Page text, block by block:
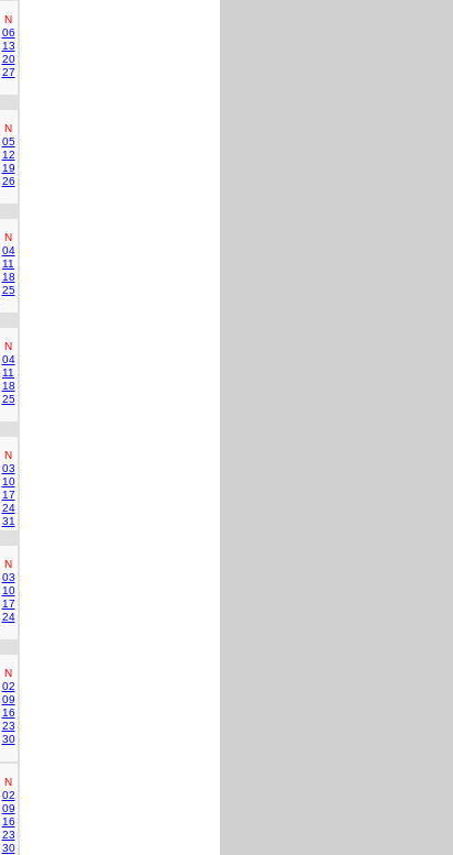
N
06
13
20
27
N
05
12
19
26
N
04
11
18
25
N
04
11
18
25
N
03
10
17
24
31
N
03
10
17
24
N
02
09
16
23
30
N
02
09
16
23
30